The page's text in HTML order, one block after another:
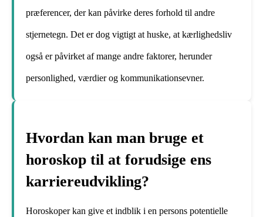
præferencer, der kan påvirke deres forhold til andre
stjernetegn. Det er dog vigtigt at huske, at kærlighedsliv
også er påvirket af mange andre faktorer, herunder
personlighed, værdier og kommunikationsevner.
Hvordan kan man bruge et
horoskop til at forudsige ens
karriereudvikling?
Horoskoper kan give et indblik i en persons potentielle